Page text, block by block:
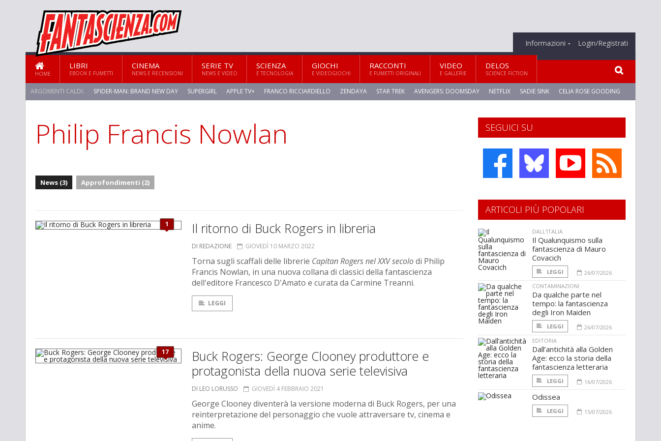
Informazioni Login/Registrati
HOME
LIBRI
EBOOK E FUMETTI
CINEMA
NEWS E RECENSIONI
SERIE TV
NEWS E VIDEO
SCIENZA
E TECNOLOGIA
GIOCHI
E VIDEOGIOCHI
RACCONTI
E FUMETTI ORIGINALI
VIDEO
E GALLERIE
DELOS
SCIENCE FICTION
ARGOMENTI CALDI: SPIDER-MAN: BRAND NEW DAY SUPERGIRL APPLE TV+ FRANCO RICCIARDIELLO ZENDAYA STAR TREK AVENGERS: DOOMSDAY NETFLIX SADIE SINK CELIA ROSE GOODING
Philip Francis Nowlan
News (3) Approfondimenti (2)
1 Il ritorno di Buck Rogers in libreria
DI REDAZIONE GIOVEDÌ 10 MARZO 2022
Torna sugli scaffali delle librerie Capitan Rogers nel XXV secolodi Philip
Francis Nowlan, in una nuova collana di classici della fantascienza
dell'editore Francesco D'Amato e curata da Carmine Treanni.
LEGGI
17
Buck Rogers: George Clooney produttore e
protagonista della nuova serie televisiva
DI LEO LORUSSO GIOVEDÌ 4 FEBBRAIO 2021
George Clooney diventerà la versione moderna di Buck Rogers, per una
reinterpretazione del personaggio che vuole attraversare tv, cinema e
anime.
SEGUICI SU
ARTICOLI PIÙ POPOLARI
DALL'ITALIA
Il Qualunquismo sulla
fantascienza di Mauro
Covacich
LEGGI
26/07/2026
CONTAMINAZIONI
Da qualche parte nel
tempo: la fantascienza
degli Iron Maiden
LEGGI
26/07/2026
EDITORIA
Dall’antichità alla Golden
Age: ecco la storia della
fantascienza letteraria
LEGGI 16/07/2026
Odissea
LEGGI 15/07/2026